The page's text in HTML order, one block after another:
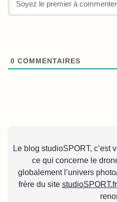
0 COMMENTAIRES
Le blog studioSPORT, c’est
ce qui concerne le
globalement l’univers
frère du site studioSPORT.fr